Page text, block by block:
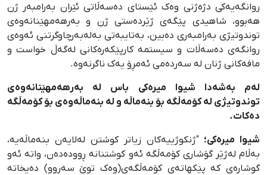
روانگەیەکی دژەژنی وەک ئێستای دەسەڵاتی ئێران بەرامبەر ژن
هەبوو، شاهیدی پێگەی ژێردەستی ژن و بەرهەمهێنانەوەی
توندوتیژی بەرامبەری دەبین، بەتایبەتی بەلەبەرچاوگرتنی ئەوەی
روانگەی دەسەڵات و سیستمە کارپێکەرەکانی لەگەڵ خواست و
مافەکانی ژنان لە سەردەمی ئەمڕۆ یەک ناگرنەوە.
لەم بەشەدا شیوا میرەکی باس لە بەرهەمهێنانەوەی
توندوتیژی لە کۆمەڵگە بۆ بنەماڵە و لە بنەماڵەوەی بۆ کۆمەڵگە
دەکات.
شیوا میرەکی؛ "ژنکوژییەکان زیاتر کوشتن لەلایەن بنەماڵەیە،
بەڵام لەژێر گۆشاری کۆمەڵگە ئەو کوشتنانە ڕوودەدەن، واتە ئەو
گوشارەی کە پێکهاتەی کۆمەڵگەی(وەک توێ سەروو) دەیخاتە